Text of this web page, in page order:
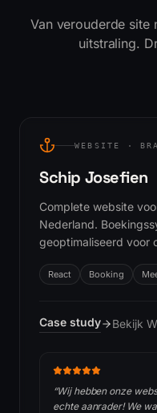
Van verouderde site
uitstraling.
WEBSITE ·
Schip Josefien
Complete website
Nederland.
geoptimaliseerd voor
React Booking
Case study Bekijk
(opent
“Wij hebben onze
echte aanrader! We